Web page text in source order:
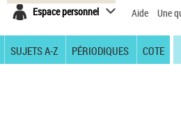
Espace personnel Aide Une
SUJETS A-Z PÉRIODIQUES COTE